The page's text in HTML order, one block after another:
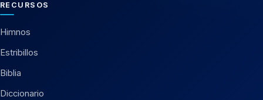
RECURSOS
Himnos
Estribillos
Biblia
Diccionario